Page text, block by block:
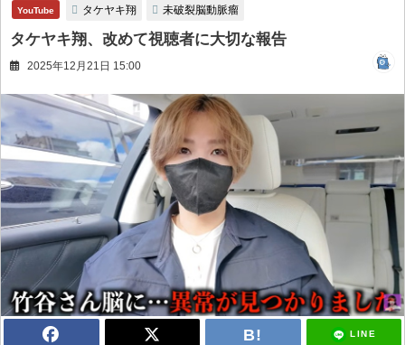
YouTube タケヤキ翔 未破裂脳動脈瘤
タケヤキ翔、改めて視聴者に大切な報告
2025年12月21日 15:00
LINE